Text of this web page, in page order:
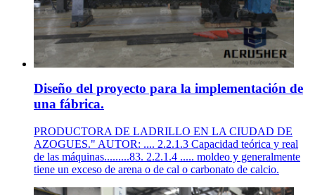
Diseño del proyecto para la implementación de
una fábrica.
PRODUCTORA DE LADRILLO EN LA CIUDAD DE
AZOGUES." AUTOR: .... 2.2.1.3 Capacidad teórica y real
de las máquinas.........83. 2.2.1.4 ..... moldeo y generalmente
tiene un exceso de arena o de cal o carbonato de calcio.